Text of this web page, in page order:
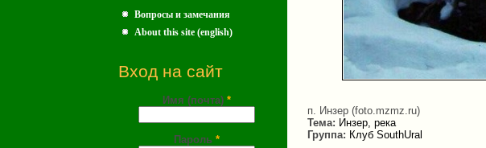
Вопросы и замечания
About this site (english)
Вход на сайт
Имя (почта) *
Пароль *
п. Инзер (foto.mzmz.ru)
Тема: Инзер, река
Группа: Клуб SouthUral